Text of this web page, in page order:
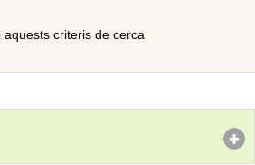
criteris de cerca